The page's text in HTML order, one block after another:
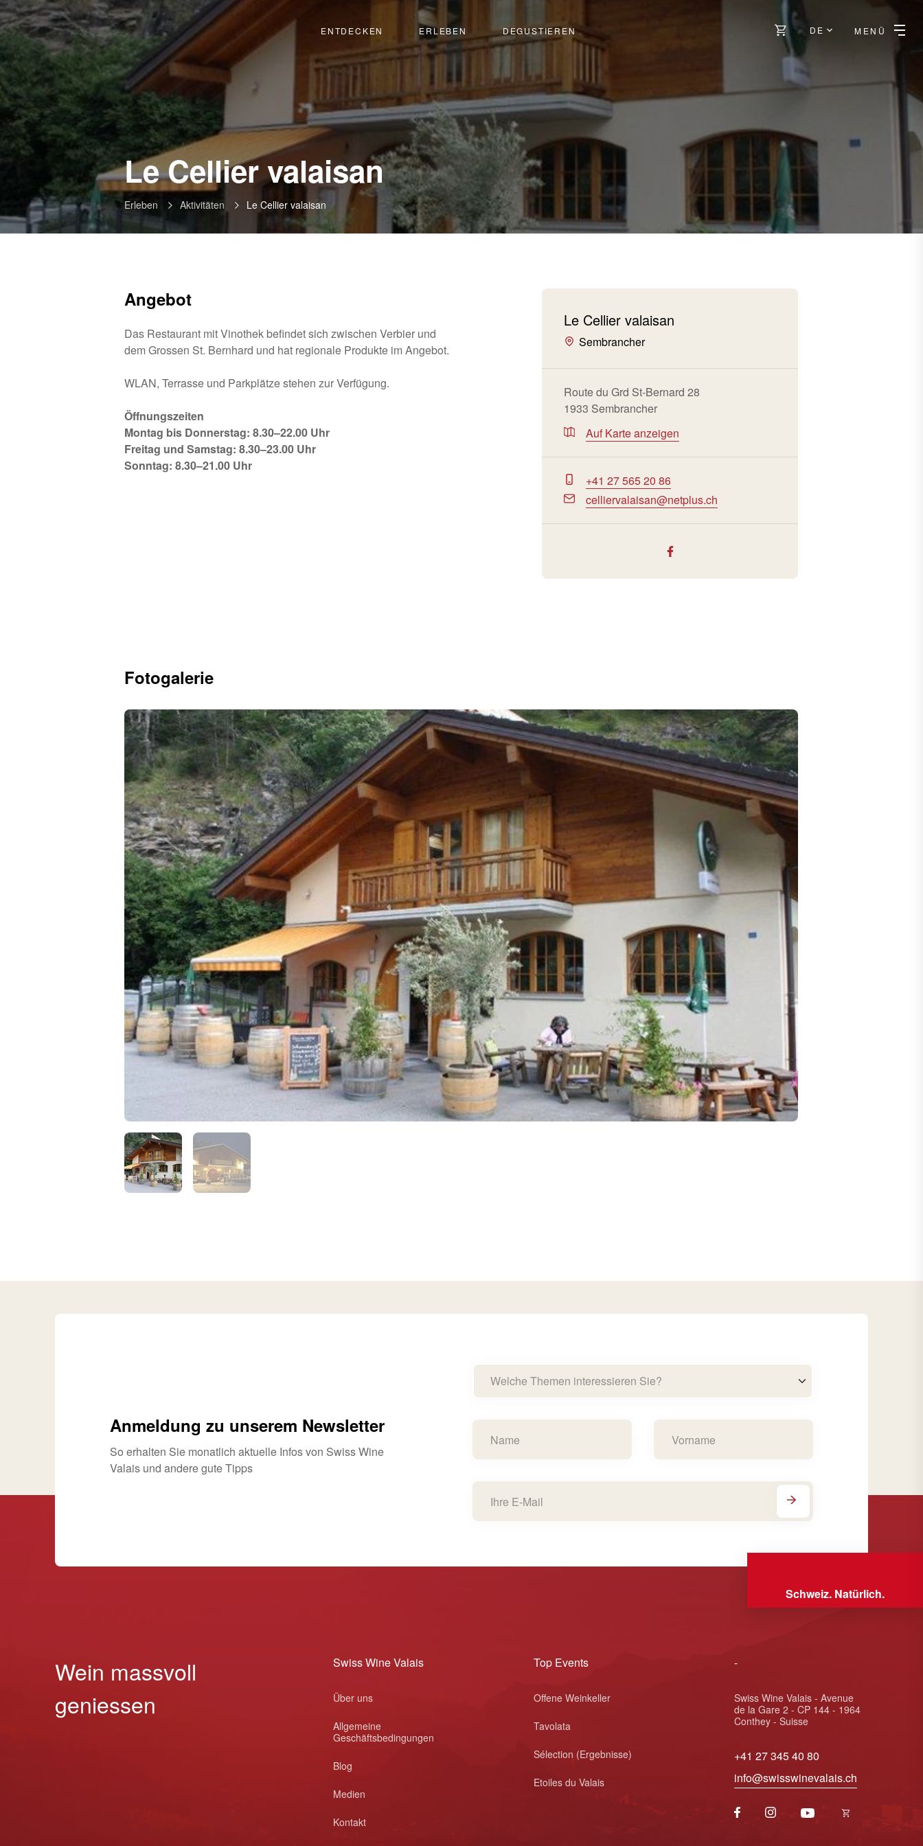
ENTDECKEN ERLEBEN DEGUSTIEREN DE MENÜ
Le Cellier valaisan
Erleben Aktivitäten Le Cellier valaisan
Angebot
Das Restaurant mit Vinothek befindet sich zwischen Verbier und
dem Grossen St. Bernhard und hat regionale Produkte im Angebot.
WLAN, Terrasse und Parkplätze stehen zur Verfügung.
Öffnungszeiten
Montag bis Donnerstag: 8.30–22.00 Uhr
Freitag und Samstag: 8.30–23.00 Uhr
Sonntag: 8.30–21.00 Uhr
Le Cellier valaisan
Sembrancher
Route du Grd St-Bernard 28
1933 Sembrancher
Auf Karte anzeigen
+41 27 565 20 86
celliervalaisan@netplus.ch
Fotogalerie
Anmeldung zu unserem Newsletter
So erhalten Sie monatlich aktuelle Infos von Swiss Wine
Valais und andere gute Tipps
Welche Themen interessieren Sie?
Schweiz. Natürlich.
Wein massvoll
geniessen
Swiss Wine Valais
Über uns
Allgemeine
Geschäftsbedingungen
Blog
Medien
Kontakt
Top Events
Offene Weinkeller
Tavolata
Sélection (Ergebnisse)
Etoiles du Valais
-
Swiss Wine Valais - Avenue
de la Gare 2 - CP 144 - 1964
Conthey - Suisse
+41 27 345 40 80
info@swisswinevalais.ch